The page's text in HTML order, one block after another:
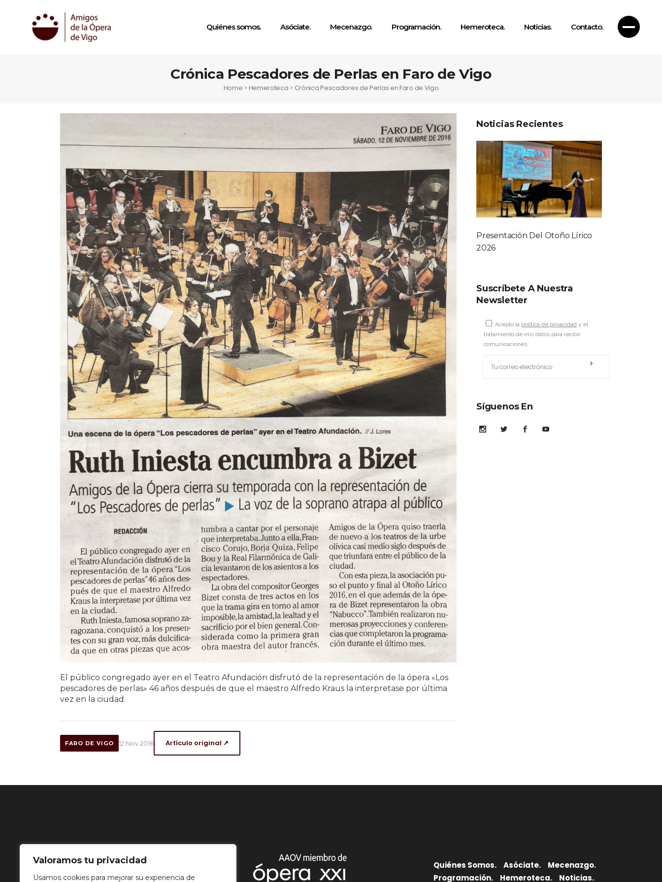
Valoramos tu privacidad
Usamos cookies para mejorar su experiencia de
Quiénes somos. Asóciate. Mecenazgo. Programación. Hemeroteca. Noticias. Contacto.
Crónica Pescadores de Perlas en Faro de Vigo
Home >Hemeroteca > Crónica Pescadores de Perlas en Faro de Vigo
El público congregado ayer en el Teatro Afundación disfrutó de la representación de la ópera «Los
pescadores de perlas» 46 años después de que el maestro Alfredo Kraus la interpretase por última
vez en la ciudad.
FARO DE VIGO 12 Nov 2016 Artículo original ↗
Noticias Recientes
Presentación Del Otoño Lírico
2026
Suscríbete A Nuestra
Newsletter
Acepto la política de privacidad y el
tratamiento de mis datos para recibir
comunicaciones.
Síguenos En
Quiénes Somos. Asóciate.
Mecenazgo.
Programación.
Hemeroteca. Noticias.